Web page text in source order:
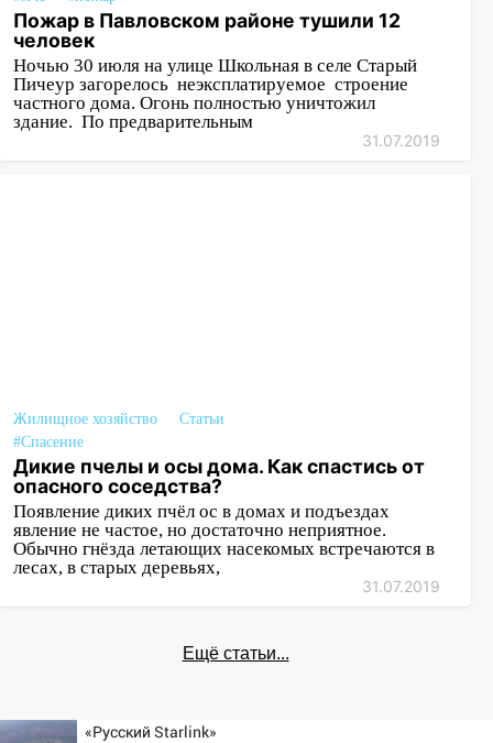
13:15
Трижды «брал в долг» без спроса:
житель Вешкаймского района похитил у
знакомого 191 тысячу рублей
13:14 Ураган оторвал светофор на
проспекте Филатова в Ульяновске
12:17
после ливня город снова уходит под
воду
12:12 Прокуратура взяла на контроль
ДТП с шестилетним ребёнком на улице
Федерации
Федерации: возбуждено уголовное дело
мужчину, пропавшего ещё 19 июля
Пожар в Павловском районе тушили 12
человек
Ночью 30 июля на улице Школьная в селе Старый
Пичеур загорелось неэксплатируемое строение
частного дома. Огонь полностью уничтожил
здание. По предварительным
31.07.2019
Жилищное хозяйство
Статьи
#Спасение
Дикие пчелы и осы дома. Как спастись от
опасного соседства?
Появление диких пчёл ос в домах и подъездах
явление не частое, но достаточно неприятное.
Обычно гнёзда летающих насекомых встречаются в
лесах, в старых деревьях,
31.07.2019
Ещё статьи...
«Русский Starlink»